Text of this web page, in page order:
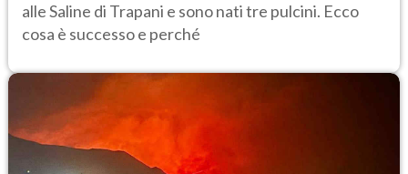
alle Saline di Trapani e sono nati tre pulcini. Ecco
cosa è successo e perché